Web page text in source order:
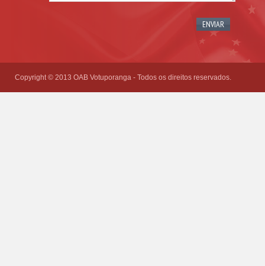
Copyright © 2013 OAB Votuporanga - Todos os direitos reservados.